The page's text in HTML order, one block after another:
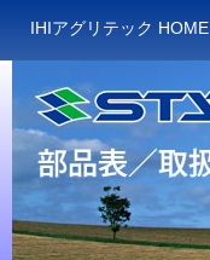
IHIアグリテック HOME